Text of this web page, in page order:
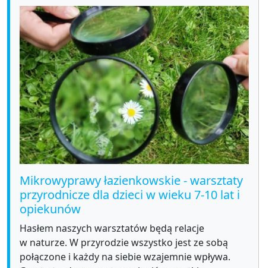
Mikrowyprawy łazienkowskie - warsztaty
przyrodnicze dla dzieci w wieku 7-10 lat i
opiekunów
Hasłem naszych warsztatów będą relacje
w naturze. W przyrodzie wszystko jest ze sobą
połączone i każdy na siebie wzajemnie wpływa.